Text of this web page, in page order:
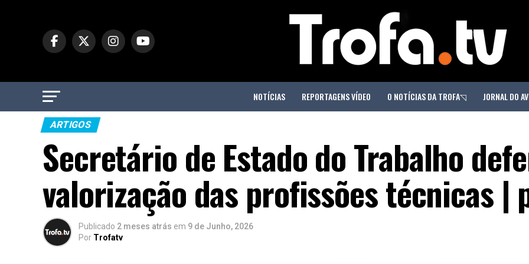
NOTÍCIAS REPORTAGENS VÍDEO O NOTÍCIAS DA TROFA◹ JORNAL DO
ARTIGOS
Secretário de Estado do Trabalho
valorização das profissões técnicas |
Publicado 2 meses atrás em 9 de Junho, 2026
Por Trofatv